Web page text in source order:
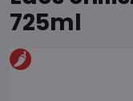
725ml